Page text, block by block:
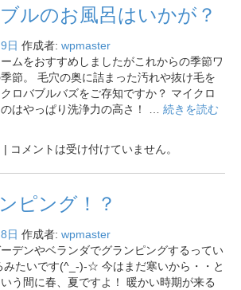
ルのお風呂はいかが？
日 作成者: wpmaster
ムをおすすめしましたがこれからの季節ワ
節。 毛穴の奥に詰まった汚れや抜け毛を
ロバブルバズをご存知ですか？ マイクロ
はやっぱり洗浄力の高さ！ … 続きを読む
| コメントは受け付けていません。
ピング！？
日 作成者: wpmaster
デンやベランダでグランピングするってい
みたいです(^_-)-☆ 今はまだ寒いから・・と
う間に春、夏ですよ！ 暖かい時期が来る